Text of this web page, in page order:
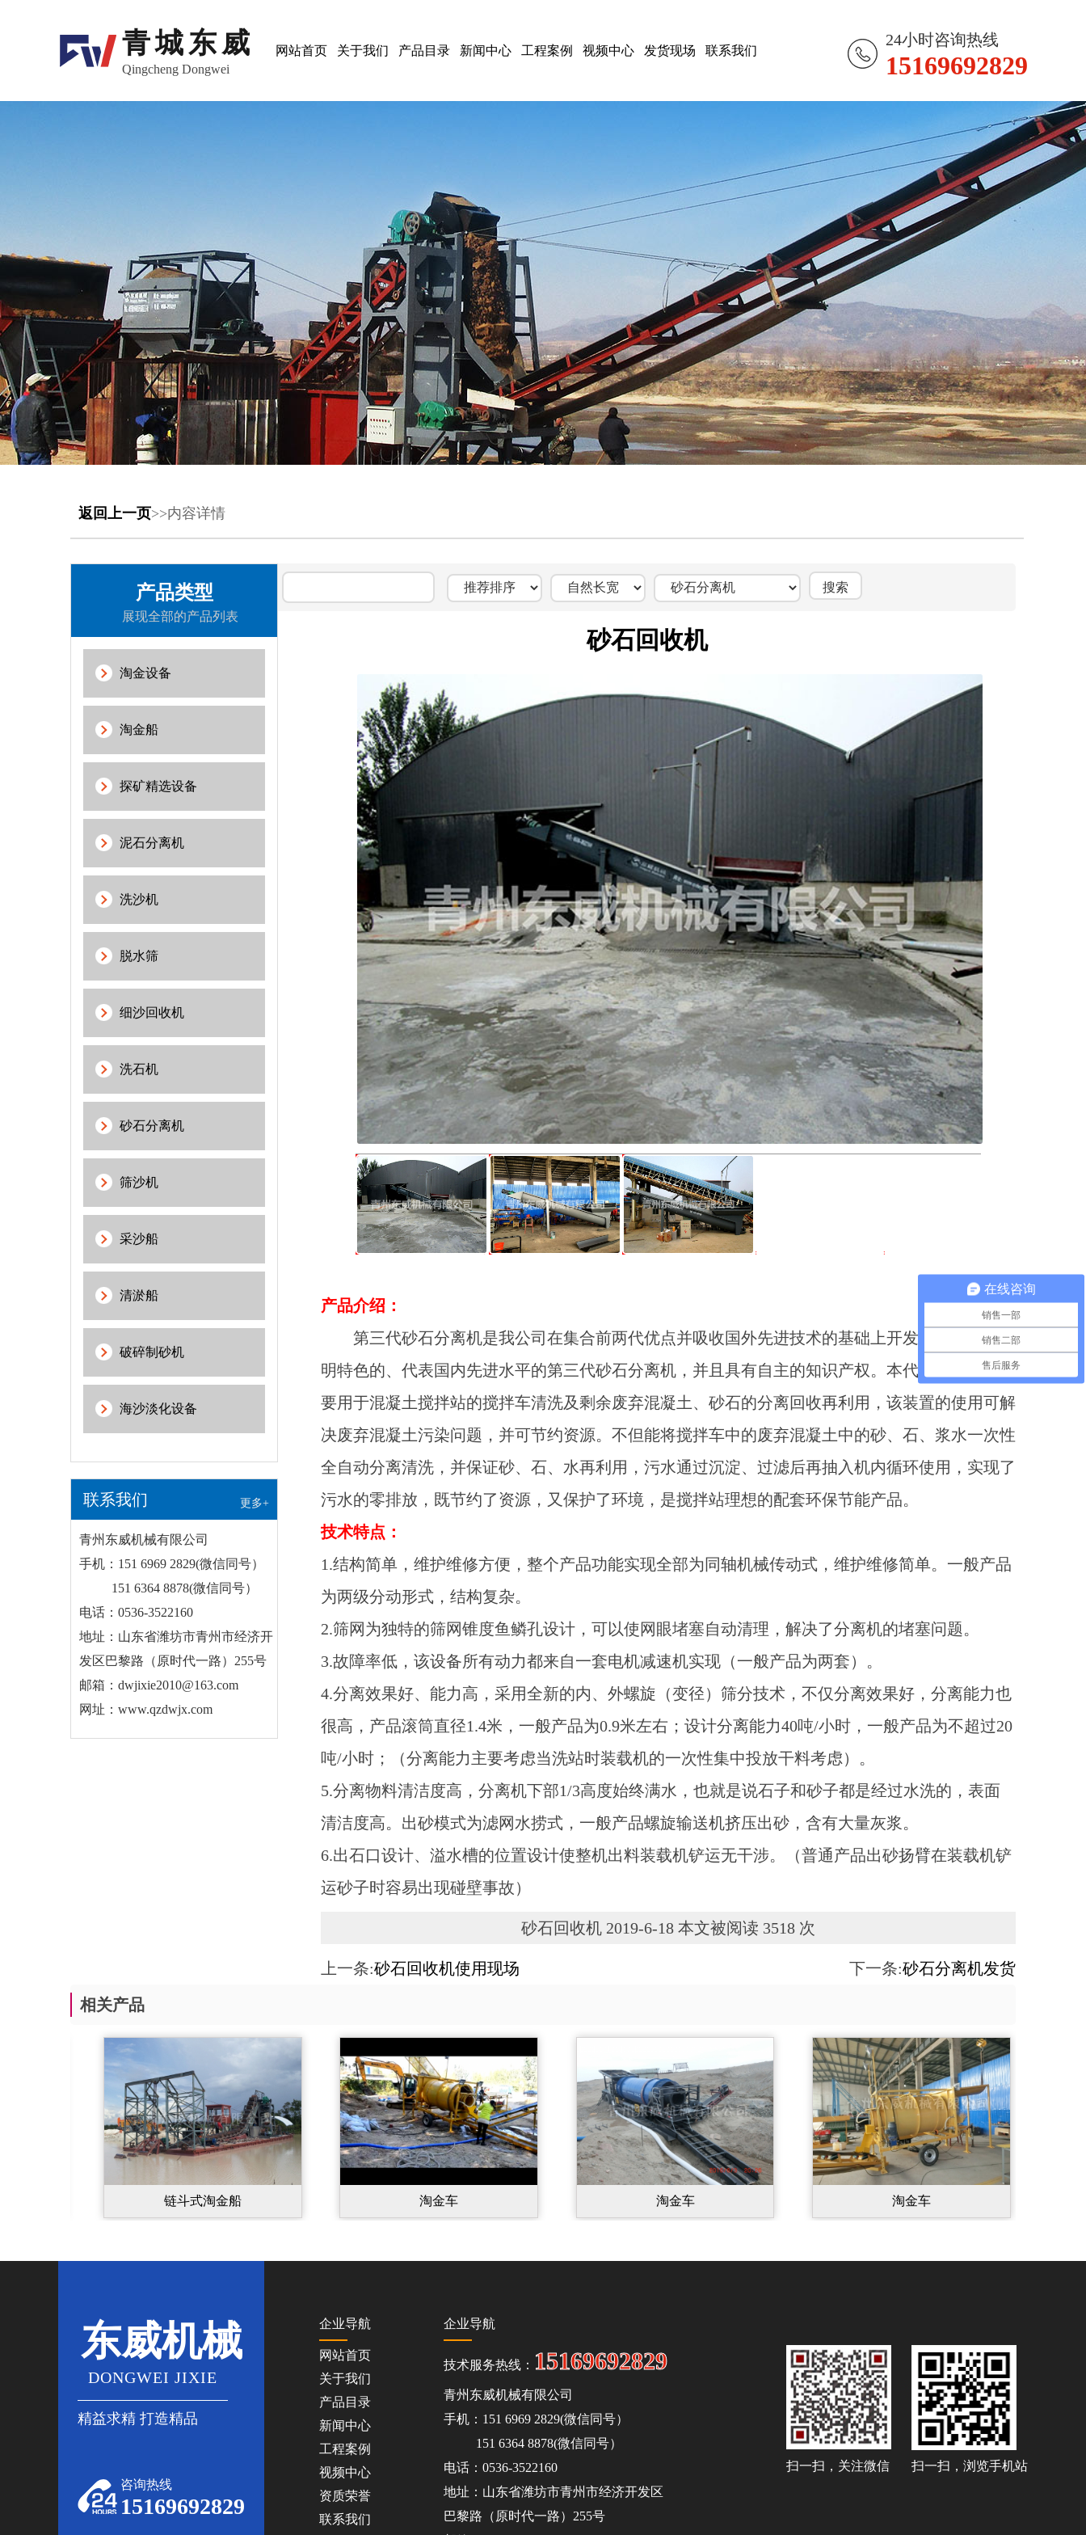
青城东威
Qingcheng Dongwei
网站首页 关于我们 产品目录 新闻中心 工程案例 视频中心 发货现场 联系我们
24小时咨询热线
15169692829
返回上一页>>内容详情
产品类型
展现全部的产品列表
淘金设备
淘金船
探矿精选设备
泥石分离机
洗沙机
脱水筛
细沙回收机
洗石机
砂石分离机
筛沙机
采沙船
清淤船
破碎制砂机
海沙淡化设备
联系我们 更多+
青州东威机械有限公司
手机：151 6969 2829(微信同号）
151 6364 8878(微信同号）
电话：0536-3522160
地址：山东省潍坊市青州市经济开
发区巴黎路（原时代一路）255号
邮箱：dwjixie2010@163.com
网址：www.qzdwjx.com
砂石回收机
产品介绍：
第三代砂石分离机是我公司在集合前两代优点并吸收国外先进技术的基础上开发出来的具有鲜
明特色的、代表国内先进水平的第三代砂石分离机，并且具有自主的知识产权。本代砂石分离机主
要用于混凝土搅拌站的搅拌车清洗及剩余废弃混凝土、砂石的分离回收再利用，该装置的使用可解
决废弃混凝土污染问题，并可节约资源。不但能将搅拌车中的废弃混凝土中的砂、石、浆水一次性
全自动分离清洗，并保证砂、石、水再利用，污水通过沉淀、过滤后再抽入机内循环使用，实现了
污水的零排放，既节约了资源，又保护了环境，是搅拌站理想的配套环保节能产品。
技术特点：
1.结构简单，维护维修方便，整个产品功能实现全部为同轴机械传动式，维护维修简单。一般产品
为两级分动形式，结构复杂。
2.筛网为独特的筛网锥度鱼鳞孔设计，可以使网眼堵塞自动清理，解决了分离机的堵塞问题。
3.故障率低，该设备所有动力都来自一套电机减速机实现（一般产品为两套）。
4.分离效果好、能力高，采用全新的内、外螺旋（变径）筛分技术，不仅分离效果好，分离能力也
很高，产品滚筒直径1.4米，一般产品为0.9米左右；设计分离能力40吨/小时，一般产品为不超过20
吨/小时；（分离能力主要考虑当洗站时装载机的一次性集中投放干料考虑）。
5.分离物料清洁度高，分离机下部1/3高度始终满水，也就是说石子和砂子都是经过水洗的，表面
清洁度高。出砂模式为滤网水捞式，一般产品螺旋输送机挤压出砂，含有大量灰浆。
6.出石口设计、溢水槽的位置设计使整机出料装载机铲运无干涉。（普通产品出砂扬臂在装载机铲
运砂子时容易出现碰壁事故）
砂石回收机 2019-6-18 本文被阅读 3518 次
上一条:砂石回收机使用现场 下一条:砂石分离机发货
相关产品
链斗式淘金船 淘金车 淘金车 淘金车
东威机械
DONGWEI JIXIE
精益求精 打造精品
咨询热线
15169692829
企业导航
网站首页
关于我们
产品目录
新闻中心
工程案例
视频中心
资质荣誉
联系我们
企业导航
技术服务热线： 15169692829
青州东威机械有限公司
手机：151 6969 2829(微信同号）
151 6364 8878(微信同号）
电话：0536-3522160
地址：山东省潍坊市青州市经济开发区
巴黎路（原时代一路）255号
扫一扫，关注微信 扫一扫，浏览手机站
在线咨询
销售一部
销售二部
售后服务